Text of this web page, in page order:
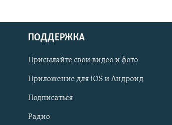
Українською
Qırımtatar
ПРИСОЕДИНЯЙТЕСЬ!
ПОДДЕРЖКА
Присылайте свои видео и фото
Приложение для iOS и Андроид
Подписаться
Радио